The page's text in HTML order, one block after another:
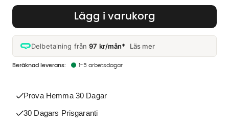
Lägg i varukorg
Delbetalning från97 kr/mån* Läs mer
1-5 arbetsdagar
Prova Hemma 30 Dagar
30 Dagars Prisgaranti